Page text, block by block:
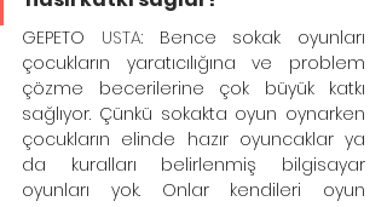
GEPETO USTA: Bence sokak oyunları
çocukların yaratıcılığına ve problem
çözme becerilerine çok büyük katkı
sağlıyor. Çünkü sokakta oyun oynarken
çocukların elinde hazır oyuncaklar ya
da kuralları belirlenmiş bilgisayar
oyunları yok. Onlar kendileri oyun